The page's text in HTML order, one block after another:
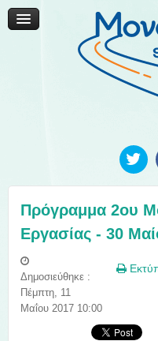
Φωτογραφίες
Πρόγραμμα 2ου
Εργασίας - 30
Δημοσιεύθηκε :
Πέμπτη, 11
Μαΐου 2017 10:00